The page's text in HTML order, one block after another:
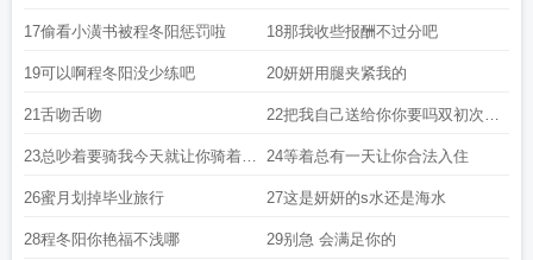
17偷看小潢书被程冬阳惩罚啦 18那我收些报酬不过分吧
19可以啊程冬阳没少练吧 20妍妍用腿夹紧我的
21舌吻舌吻 22把我自己送给你你要吗双初次
3200
23总吵着要骑我今天就让你骑着睡
我
24等着总有一天让你合法入住
26蜜月划掉毕业旅行 27这是妍妍的s水还是海水
28程冬阳你艳福不浅哪 29别急 会满足你的